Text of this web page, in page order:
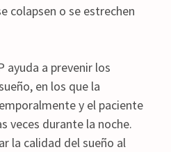
colapsen o se estrechen
ayuda a prevenir los
en los que la
y el paciente
veces durante la noche.
la calidad del sueño al